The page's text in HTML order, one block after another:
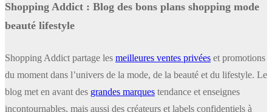
Shopping Addict : Blog des bons plans shopping mode
beauté lifestyle
Shopping Addict partage les meilleures ventes privées et promotions
du moment dans l’univers de la mode, de la beauté et du lifestyle. Le
blog met en avant des grandes marques tendance et enseignes
incontournables, mais aussi des créateurs et labels confidentiels à